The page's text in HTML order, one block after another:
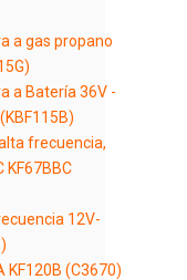
a gas propano
a Batería 36V -
frecuencia,
KF67BBC
12V-
KF120B (C3670)